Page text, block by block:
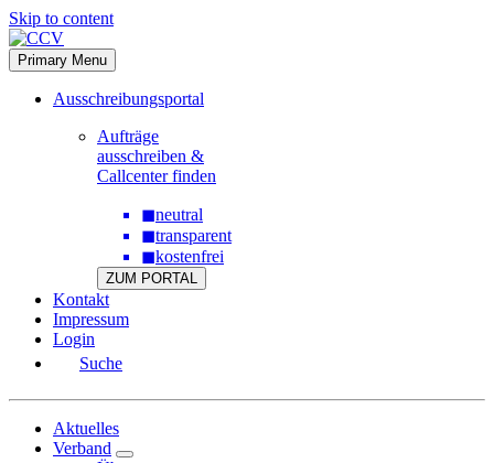
Skip to content
Primary Menu
Ausschreibungsportal
Aufträge
ausschreiben &
Callcenter finden
◼neutral
◼transparent
◼kostenfrei
ZUM PORTAL
Kontakt
Impressum
Login
Suche
Aktuelles
Verband